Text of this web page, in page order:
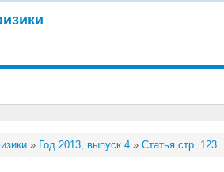
» Год 2013, выпуск 4 »Статья стр. 123